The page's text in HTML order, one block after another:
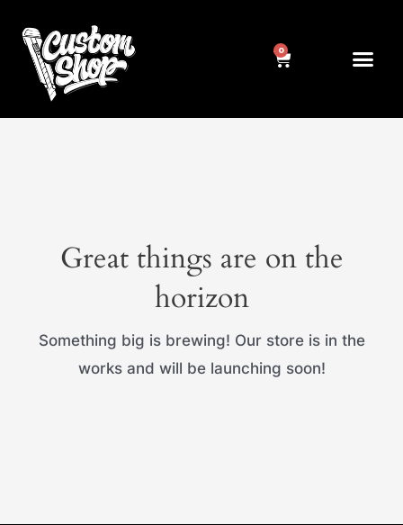
prie
turinio
Great things are on the
horizon
Something big is brewing! Our store is in the
works and will be launching soon!